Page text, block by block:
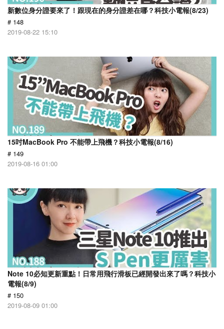
新數位身分證要來了！跟現在的身分證差在哪？科技小電報(8/23)
# 148
2019-08-22 15:10
15吋MacBook Pro 不能帶上飛機？科技小電報(8/16)
# 149
2019-08-16 01:00
Note 10必知更新重點！日常用飛行滑板已經開發出來了嗎？科技小
電報(8/9)
# 150
2019-08-09 01:00